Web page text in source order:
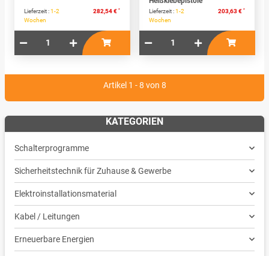
Lieferzeit :1-2
Wochen
282,54 € * Lieferzeit :1-2
Wochen
203,63 € *
Artikel 1 - 8 von 8
KATEGORIEN
Schalterprogramme
Sicherheitstechnik für Zuhause & Gewerbe
Elektroinstallationsmaterial
Kabel / Leitungen
Erneuerbare Energien